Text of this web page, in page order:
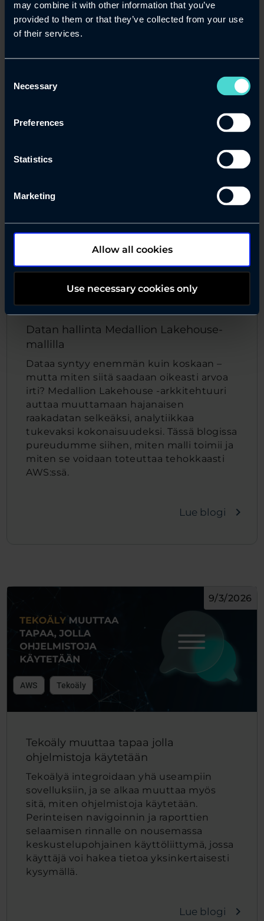
may combine it with other information that you’ve
provided to them or that they’ve collected from your use
of their services.
Selection
Necessary
Preferences
Statistics
Marketing
Allow all cookies
Use necessary cookies only
näyttävät, miten olemassa oleva data
voidaan valjastaa nopeampaan ja
parempaan päätöksentekoon, mutta
syntyy?
Lue blogi navigate_next
AWS Tekoäly
Datan hallinta Medallion Lakehouse-
mallilla
Dataa syntyy enemmän kuin koskaan –
mutta miten siitä saadaan oikeasti arvoa
irti? Medallion Lakehouse -arkkitehtuuri
auttaa muuttamaan hajanaisen
raakadatan selkeäksi, analytiikkaa
tukevaksi kokonaisuudeksi. Tässä blogissa
pureudumme siihen, miten malli toimii ja
miten se voidaan toteuttaa tehokkaasti
AWS:ssä.
17/3/2026
Lue blogi navigate_next
AWS Tekoäly
Tekoäly muuttaa tapaa jolla
ohjelmistoja käytetään
Tekoälyä integroidaan yhä useampiin
sovelluksiin, ja se alkaa muuttaa myös
sitä, miten ohjelmistoja käytetään.
Perinteisen navigoinnin ja raporttien
selaamisen rinnalle on nousemassa
keskustelupohjainen käyttöliittymä, jossa
käyttäjä voi hakea tietoa yksinkertaisesti
kysymällä.
9/3/2026
Lue blogi navigate_next